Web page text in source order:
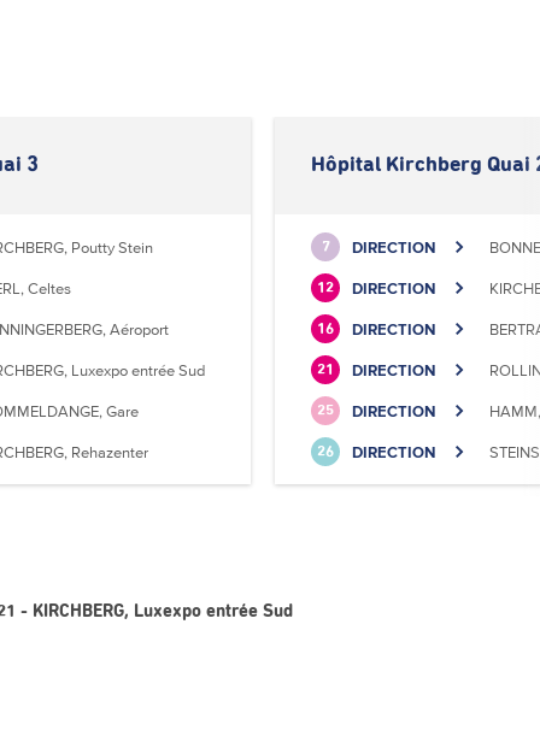
3
Poutty Stein
Celtes
Aéroport
Luxexpo entrée Sud
Gare
Rehazenter
Hôpital Kirchberg Quai
7 DIRECTION
12 DIRECTION
16 DIRECTION
21 DIRECTION
25 DIRECTION
26 DIRECTION
- KIRCHBERG, Luxexpo entrée Sud